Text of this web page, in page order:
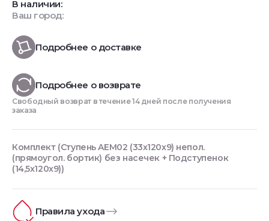
В наличии:
Ваш город:
Подробнее о доставке
Подробнее о возврате
Свободный возврат в течение 14 дней после получения
заказа
Комплект (Ступень AEM02 (33x120x9) непол.
(прямоугол. бортик) без насечек + Подступенок
(14,5x120x9))
Правила ухода